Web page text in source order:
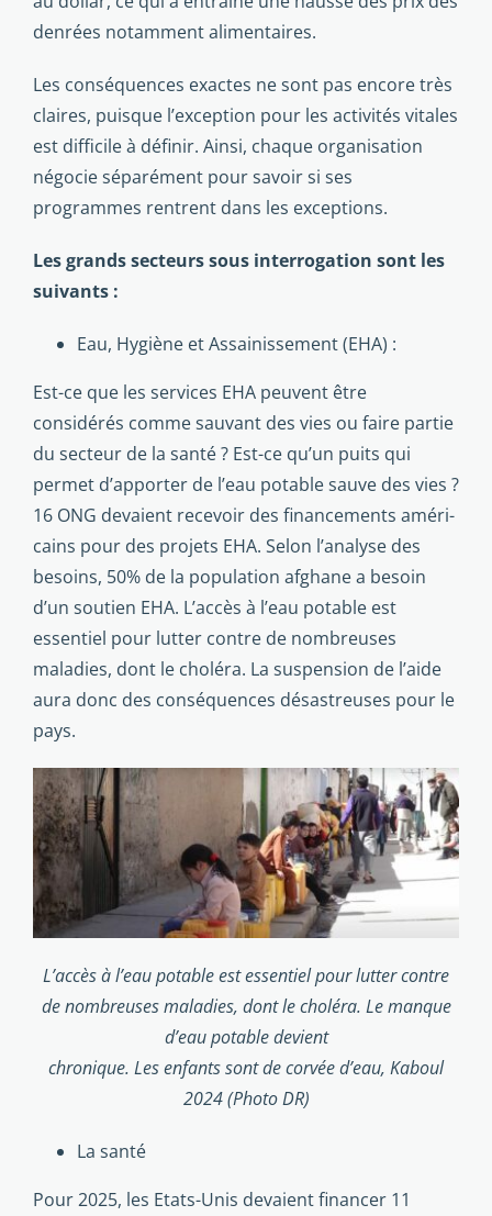
denrées notamment alimentaires.
Les conséquences exactes ne sont pas encore très
claires, puisque l’exception pour les activités vitales
est difficile à définir. Ainsi, chaque organisation
négocie séparément pour savoir si ses
programmes rentrent dans les exceptions.
Les grands secteurs sous interrogation sont les
suivants :
Eau, Hygiène et Assainissement (EHA) :
Est-ce que les services EHA peuvent être
considérés comme sauvant des vies ou faire partie
du secteur de la santé ? Est-ce qu’un puits qui
permet d’apporter de l’eau potable sauve des vies ?
16 ONG devaient recevoir des financements améri­
cains pour des projets EHA. Selon l’analyse des
besoins, 50% de la population afghane a besoin
d’un soutien EHA. L’accès à l’eau potable est
essentiel pour lutter contre de nombreuses
maladies, dont le choléra. La suspension de l’aide
aura donc des conséquences désastreuses pour le
pays.
L’accès à l’eau potable est essentiel pour lutter contre
de nombreuses maladies, dont le choléra. Le manque
d’eau potable devient
chronique. Les enfants sont de corvée d’eau, Kaboul
2024 (Photo DR)
La santé
Pour 2025, les Etats-Unis devaient financer 11